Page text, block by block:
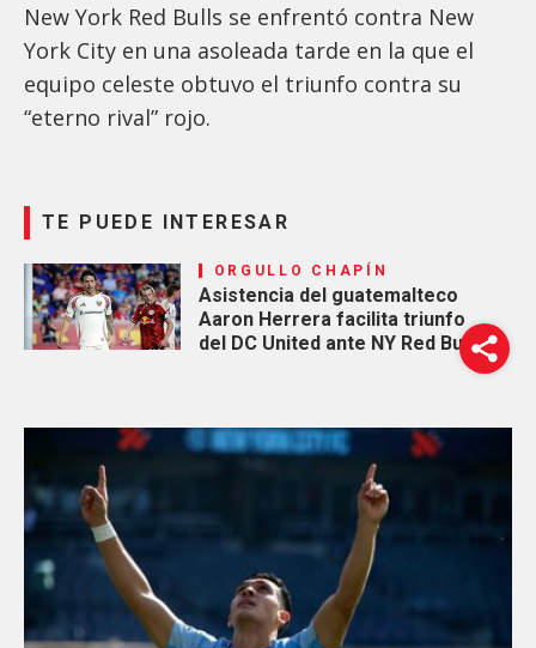
New York Red Bulls se enfrentó contra New
York City en una asoleada tarde en la que el
equipo celeste obtuvo el triunfo contra su
“eterno rival” rojo.
TE PUEDE INTERESAR
ORGULLO CHAPÍN
Asistencia del guatemalteco
Aaron Herrera facilita triunfo
del DC United ante NY Red Bulls